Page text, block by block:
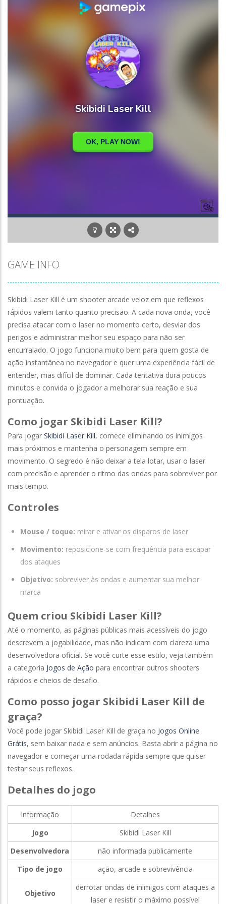
GAME INFO
Skibidi Laser Kill é um shooter arcade veloz em que reflexos
rápidos valem tanto quanto precisão. A cada nova onda, você
precisa atacar com o laser no momento certo, desviar dos
perigos e administrar melhor seu espaço para não ser
encurralado. O jogo funciona muito bem para quem gosta de
ação instantânea no navegador e quer uma experiência fácil de
entender, mas difícil de dominar. Cada tentativa dura poucos
minutos e convida o jogador a melhorar sua reação e sua
pontuação.
Como jogar Skibidi Laser Kill?
Para jogar Skibidi Laser Kill, comece eliminando os inimigos
mais próximos e mantenha o personagem sempre em
movimento. O segredo é não deixar a tela lotar, usar o laser
com precisão e aprender o ritmo das ondas para sobreviver por
mais tempo.
Controles
Mouse / toque: mirar e ativar os disparos de laser
Movimento: reposicione-se com frequência para escapar
dos ataques
Objetivo: sobreviver às ondas e aumentar sua melhor
marca
Quem criou Skibidi Laser Kill?
Até o momento, as páginas públicas mais acessíveis do jogo
descrevem a jogabilidade, mas não indicam com clareza uma
desenvolvedora oficial. Se você curte esse estilo, veja também
a categoria Jogos de Ação para encontrar outros shooters
rápidos e cheios de desafio.
Como posso jogar Skibidi Laser Kill de
graça?
Você pode jogar Skibidi Laser Kill de graça no Jogos Online
Grátis, sem baixar nada e sem anúncios. Basta abrir a página no
navegador e começar uma rodada rápida sempre que quiser
testar seus reflexos.
Detalhes do jogo
Informação
Detalhes
Jogo
Skibidi Laser Kill
Desenvolvedora
não informada publicamente
Tipo de jogo
ação, arcade e sobrevivência
Objetivo
derrotar ondas de inimigos com ataques a
laser e resistir o máximo possível